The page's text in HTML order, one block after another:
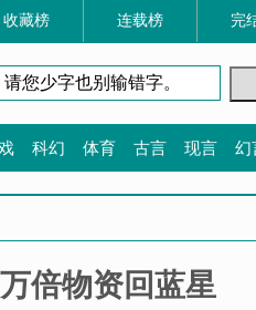
收藏榜 连载榜 完
科幻 体育 古言 现言 幻
倍物资回蓝星